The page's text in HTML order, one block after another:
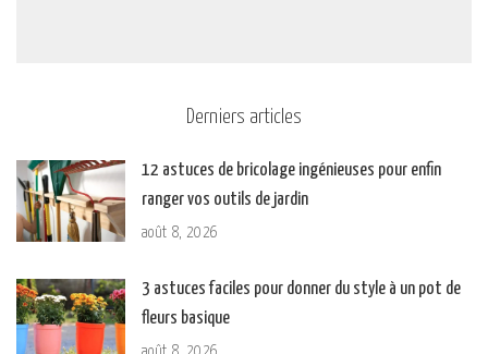
Derniers articles
12 astuces de bricolage ingénieuses pour enfin
ranger vos outils de jardin
août 8, 2026
3 astuces faciles pour donner du style à un pot de
fleurs basique